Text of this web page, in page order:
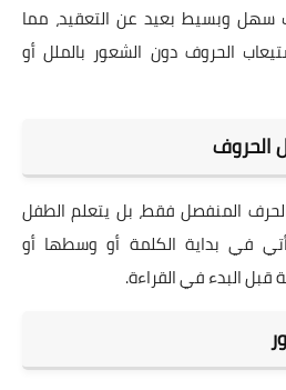
سهل وبسيط بعيد عن التعقيد، مما
الحروف دون الشعور بالملل أو
المنفصل فقط، بل يتعلم الطفل
في بداية الكلمة أو وسطها أو
البدء في القراءة.